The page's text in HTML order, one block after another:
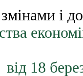
змінами і
від 18